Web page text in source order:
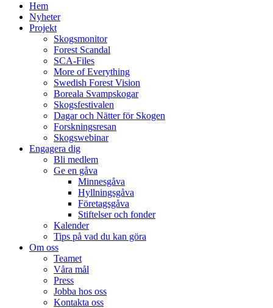
Hem
Nyheter
Projekt
Skogsmonitor
Forest Scandal
SCA-Files
More of Everything
Swedish Forest Vision
Boreala Svampskogar
Skogsfestivalen
Dagar och Nätter för Skogen
Forskningsresan
Skogswebinar
Engagera dig
Bli medlem
Ge en gåva
Minnesgåva
Hyllningsgåva
Företagsgåva
Stiftelser och fonder
Kalender
Tips på vad du kan göra
Om oss
Teamet
Våra mål​
Press
Jobba hos oss
Kontakta oss